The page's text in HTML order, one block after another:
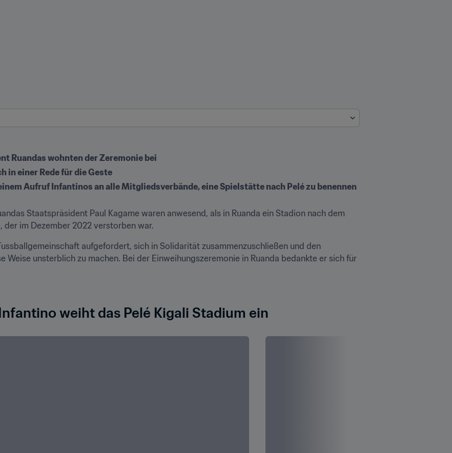
Ruandas wohnten der Zeremonie bei
in einer Rede für die Geste
Aufruf Infantinos an alle Mitgliedsverbände, eine Spielstätte nach Pelé zu benennen
Staatspräsident Paul Kagame waren anwesend, als in Ruanda ein Stadion nach dem
im Dezember 2022 verstorben war.
aufgefordert, sich in Solidarität zusammenzuschließen und den
Weise unsterblich zu machen. Bei der Einweihungszeremonie in Ruanda bedankte er sich für
weiht das Pelé Kigali Stadium ein